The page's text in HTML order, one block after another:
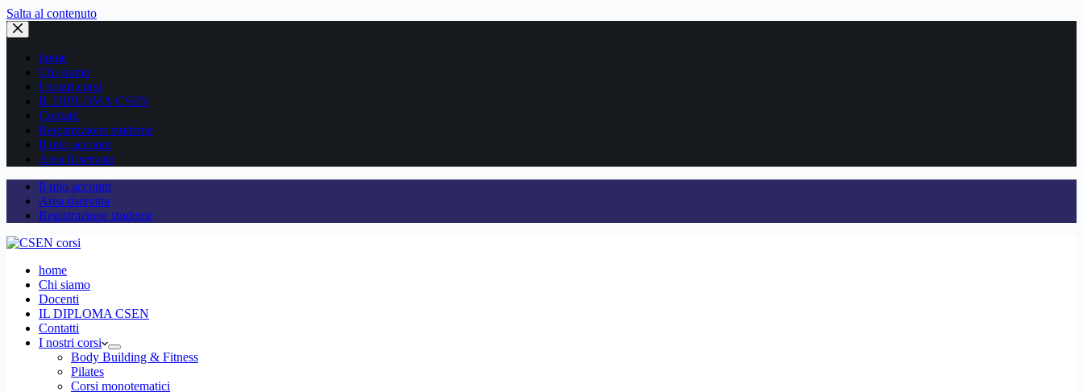
Salta al contenuto
home
Chi siamo
I nostri corsi
IL DIPLOMA CSEN
Contatti
Registrazione studente
Il mio account
Area Riservata
Il mio account
Area riservata
Registrazione studente
home
Chi siamo
Docenti
IL DIPLOMA CSEN
Contatti
I nostri corsi
Body Building & Fitness
Pilates
Corsi monotematici